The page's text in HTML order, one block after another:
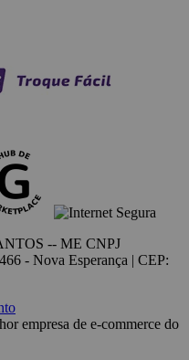
-- ME CNPJ
- Nova Esperança | CEP:
empresa de e-commerce do